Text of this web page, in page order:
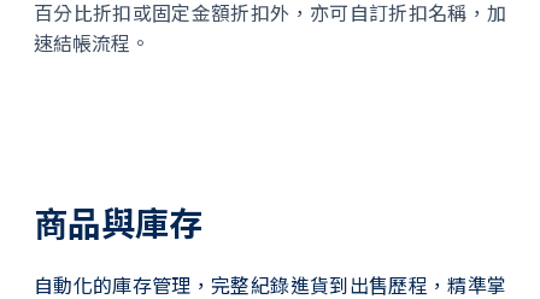
百分比折扣或固定金額折扣外，亦可自訂折扣名稱，加
速結帳流程。
商品與庫存
自動化的庫存管理，完整紀錄進貨到出售歷程，精準掌